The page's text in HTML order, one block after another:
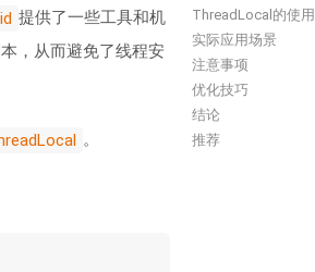
ThreadLocal的使用
实际应用场景
注意事项
优化技巧
结论
推荐
提供了一些工具和机
，从而避免了线程安
。